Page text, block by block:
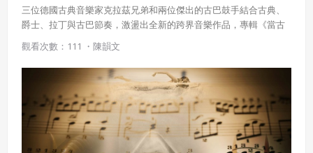
三位德國古典音樂家克拉茲兄弟和兩位傑出的古巴鼓手結合古典、
爵士、拉丁與古巴節奏，激盪出全新的跨界音樂作品，專輯《當古
典遇見古巴》中的〈即興皇帝〉改編自海頓絃樂四重奏《皇帝》第
二樂章，賦予樂曲新的面貌，令人驚艷。
觀看次數：111 ・ 陳韻文